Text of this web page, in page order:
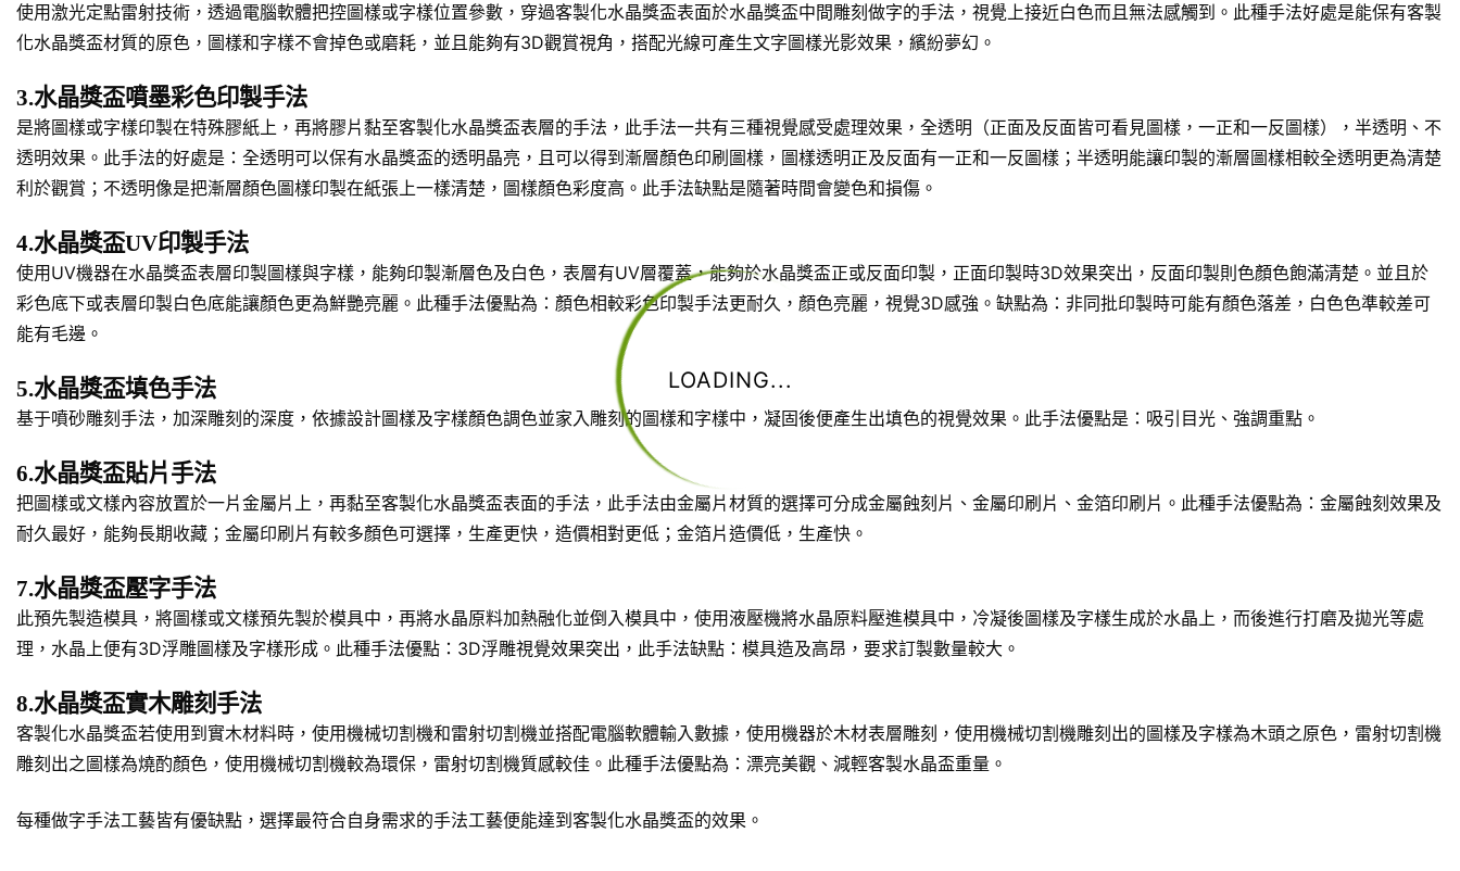
LOADING...
使用激光定點雷射技術，透過電腦軟體把控圖樣或字樣位置參數，穿過客製化水晶獎盃表面於水晶獎盃中間雕刻做字的手法，視覺上接近白色而且無法感觸到。此種手法好處是能保有客製
化水晶獎盃材質的原色，圖樣和字樣不會掉色或磨耗，並且能夠有3D觀賞視角，搭配光線可產生文字圖樣光影效果，繽紛夢幻。
3.水晶獎盃噴墨彩色印製手法
是將圖樣或字樣印製在特殊膠紙上，再將膠片黏至客製化水晶獎盃表層的手法，此手法一共有三種視覺感受處理效果，全透明（正面及反面皆可看見圖樣，一正和一反圖樣），半透明、不
透明效果。此手法的好處是：全透明可以保有水晶獎盃的透明晶亮，且可以得到漸層顏色印刷圖樣，圖樣透明正及反面有一正和一反圖樣；半透明能讓印製的漸層圖樣相較全透明更為清楚
利於觀賞；不透明像是把漸層顏色圖樣印製在紙張上一樣清楚，圖樣顏色彩度高。此手法缺點是隨著時間會變色和損傷。
4.水晶獎盃UV印製手法
使用UV機器在水晶獎盃表層印製圖樣與字樣，能夠印製漸層色及白色，表層有UV層覆蓋，能夠於水晶獎盃正或反面印製，正面印製時3D效果突出，反面印製則色顏色飽滿清楚。並且於
彩色底下或表層印製白色底能讓顏色更為鮮艷亮麗。此種手法優點為：顏色相較彩色印製手法更耐久，顏色亮麗，視覺3D感強。缺點為：非同批印製時可能有顏色落差，白色色準較差可
能有毛邊。
5.水晶獎盃填色手法
基于噴砂雕刻手法，加深雕刻的深度，依據設計圖樣及字樣顏色調色並家入雕刻的圖樣和字樣中，凝固後便產生出填色的視覺效果。此手法優點是：吸引目光、強調重點。
6.水晶獎盃貼片手法
把圖樣或文樣內容放置於一片金屬片上，再黏至客製化水晶獎盃表面的手法，此手法由金屬片材質的選擇可分成金屬蝕刻片、金屬印刷片、金箔印刷片。此種手法優點為：金屬蝕刻效果及
耐久最好，能夠長期收藏；金屬印刷片有較多顏色可選擇，生產更快，造價相對更低；金箔片造價低，生產快。
7.水晶獎盃壓字手法
此預先製造模具，將圖樣或文樣預先製於模具中，再將水晶原料加熱融化並倒入模具中，使用液壓機將水晶原料壓進模具中，冷凝後圖樣及字樣生成於水晶上，而後進行打磨及拋光等處
理，水晶上便有3D浮雕圖樣及字樣形成。此種手法優點：3D浮雕視覺效果突出，此手法缺點：模具造及高昂，要求訂製數量較大。
8.水晶獎盃實木雕刻手法
客製化水晶獎盃若使用到實木材料時，使用機械切割機和雷射切割機並搭配電腦軟體輸入數據，使用機器於木材表層雕刻，使用機械切割機雕刻出的圖樣及字樣為木頭之原色，雷射切割機
雕刻出之圖樣為燒酌顏色，使用機械切割機較為環保，雷射切割機質感較佳。此種手法優點為：漂亮美觀、減輕客製水晶盃重量。
每種做字手法工藝皆有優缺點，選擇最符合自身需求的手法工藝便能達到客製化水晶獎盃的效果。